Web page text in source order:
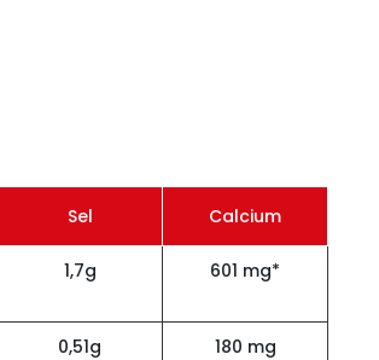
Sel Calcium
1,7g 601 mg*
0,51g 180 mg